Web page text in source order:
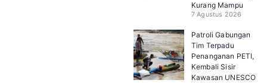
Kurang Mampu
7 Agustus 2026
Patroli Gabungan
Tim Terpadu
Penanganan PETI,
Kembali Sisir
Kawasan UNESCO